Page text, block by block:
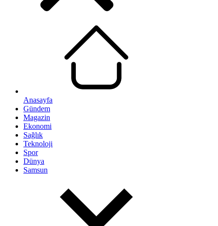
Anasayfa
Gündem
Magazin
Ekonomi
Sağlık
Teknoloji
Spor
Dünya
Samsun